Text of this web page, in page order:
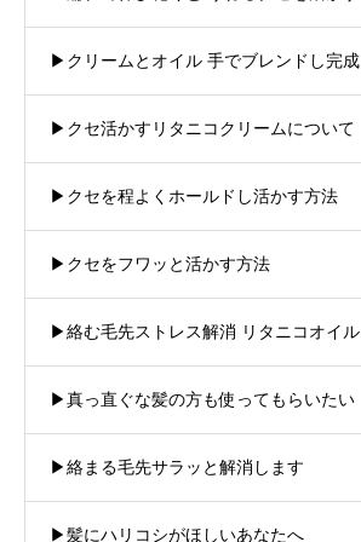
▶︎クリームとオイル 手でブレンドし完成
▶︎クセ活かすリタニコクリームについて
▶︎クセを程よくホールドし活かす方法
▶︎クセをフワッと活かす方法
▶︎絡む毛先ストレス解消 リタニコオイル
▶︎真っ直ぐな髪の方も使ってもらいたい
▶︎絡まる毛先サラッと解消します
▶︎髪にハリコシがほしいあなたへ